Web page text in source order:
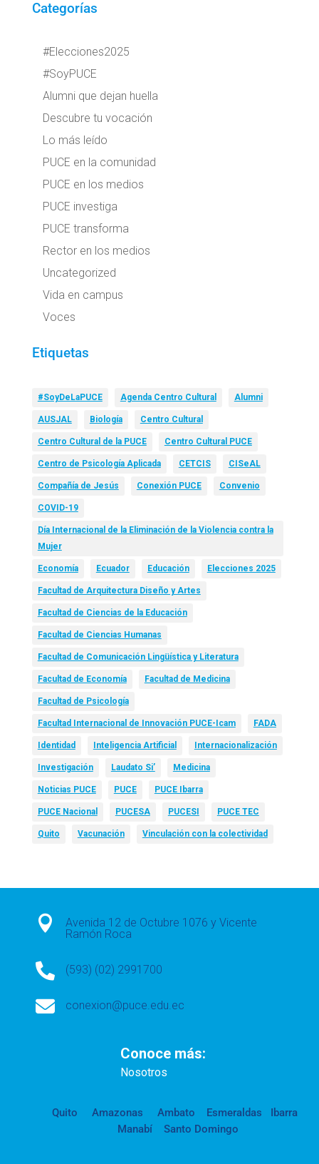
Categorías
#Elecciones2025
#SoyPUCE
Alumni que dejan huella
Descubre tu vocación
Lo más leído
PUCE en la comunidad
PUCE en los medios
PUCE investiga
PUCE transforma
Rector en los medios
Uncategorized
Vida en campus
Voces
Etiquetas
#SoyDeLaPUCE Agenda Centro Cultural Alumni
AUSJAL Biología Centro Cultural
Centro Cultural de la PUCE Centro Cultural PUCE
Centro de Psicología Aplicada CETCIS CISeAL
Compañía de Jesús Conexión PUCE Convenio
COVID-19
Día Internacional de la Eliminación de la Violencia contra la
Mujer
Economía Ecuador Educación Elecciones 2025
Facultad de Arquitectura Diseño y Artes
Facultad de Ciencias de la Educación
Facultad de Ciencias Humanas
Facultad de Comunicación Lingüística y Literatura
Facultad de Economía Facultad de Medicina
Facultad de Psicología
Facultad Internacional de Innovación PUCE-Icam FADA
Identidad Inteligencia Artificial Internacionalización
Investigación Laudato Si’ Medicina
Noticias PUCE PUCE PUCE Ibarra
PUCE Nacional PUCESA PUCESI PUCE TEC
Quito Vacunación Vinculación con la colectividad

Avenida 12 de Octubre 1076 y Vicente
Ramón Roca
 (593) (02) 2991700
 conexion@puce.edu.ec
Conoce más:
Nosotros
Quito Amazonas Ambato Esmeraldas
Ibarra
Manabí
Santo Domingo